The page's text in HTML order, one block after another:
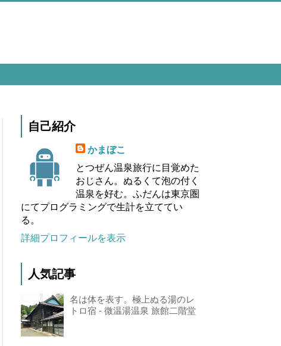
自己紹介
かまぼこ
とつぜん温泉旅行に目覚めた
おじさん。ぬるくて泡の付く
温泉を好む。ふだんは東京圏
にてプログラミングで生計を立ててい
る。
詳細プロフィールを表示
人気記事
名は体を表す。極上ぬる湯のレ
トロ宿 - 微温湯温泉 旅館二階堂